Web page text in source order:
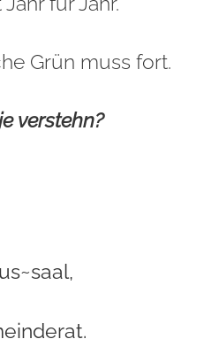
Grün muss fort.
verstehn?